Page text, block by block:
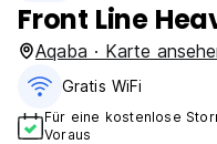
Front Line
Aqaba · Karte
Gratis WiFi
Für eine kostenlose
Voraus